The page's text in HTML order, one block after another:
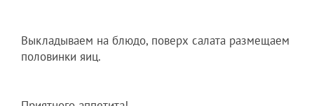
Выкладываем на блюдо, поверх салата размещаем
половинки яиц.